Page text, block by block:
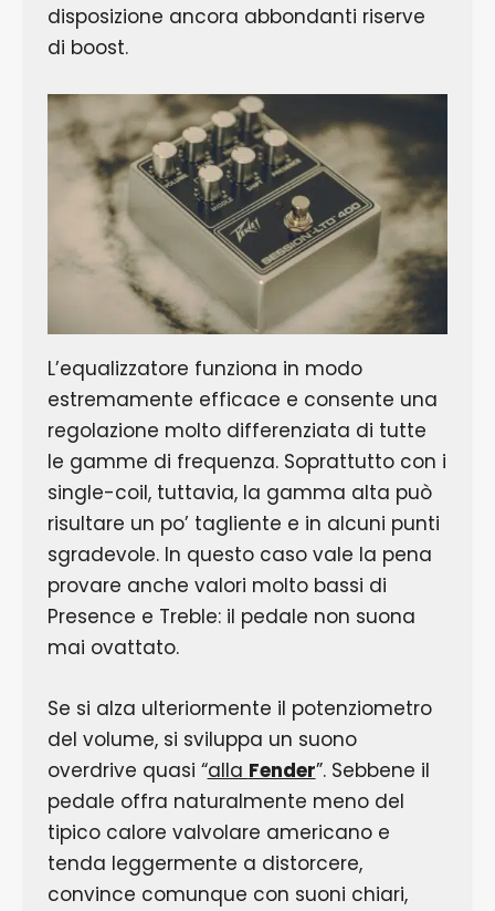
disposizione ancora abbondanti riserve
di boost.
L’equalizzatore funziona in modo
estremamente efficace e consente una
regolazione molto differenziata di tutte
le gamme di frequenza. Soprattutto con i
single-coil, tuttavia, la gamma alta può
risultare un po’ tagliente e in alcuni punti
sgradevole. In questo caso vale la pena
provare anche valori molto bassi di
Presence e Treble: il pedale non suona
mai ovattato.
Se si alza ulteriormente il potenziometro
del volume, si sviluppa un suono
overdrive quasi “alla Fender”. Sebbene il
pedale offra naturalmente meno del
tipico calore valvolare americano e
tenda leggermente a distorcere,
convince comunque con suoni chiari,